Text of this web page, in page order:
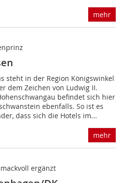
mehr
steht in der Region Königswinkel
dem Zeichen von Ludwig II.
befindet sich hier
ebenfalls. So ist es
dass sich die Hotels im...
mehr
ergänzt